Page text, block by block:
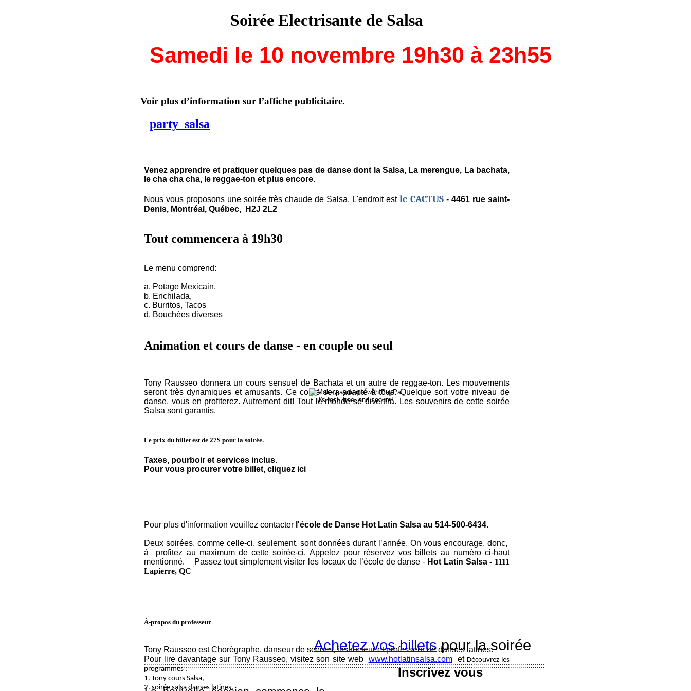
Soirée Electrisante de Salsa
Venez apprendre et pratiquer quelques pas de danse dont la Salsa, La merengue, La bachata,
le cha cha cha, le reggae-ton et plus encore.
Nous vous proposons une soirée très chaude de Salsa. L'endroit est le CACTUS - 4461 rue saint-
Denis, Montréal, Québec, H2J 2L2
Tout commencera à 19h30
Le menu comprend:
a. Potage Mexicain,
b. Enchilada,
c. Burritos, Tacos
d. Bouchées diverses
Animation et cours de danse - en couple ou seul
Tony Rausseo donnera un cours sensuel de Bachata et un autre de reggae-ton. Les mouvements
seront très dynamiques et amusants. Ce cours sera adapté à tous. Quelque soit votre niveau de
danse, vous en profiterez. Autrement dit! Tout le monde se divertira. Les souvenirs de cette soirée
Salsa sont garantis.
Le prix du billet est de 27$ pour la soirée.
Taxes, pourboir et services inclus.
Pour vous procurer votre billet, cliquez ici
Pour plus d'information veuillez contacter l'école de Danse Hot Latin Salsa au 514-500-6434.
Deux soirées, comme celle-ci, seulement, sont données durant l’année. On vous encourage, donc,
à profitez au maximum de cette soirée-ci. Appelez pour réservez vos billets au numéro ci-haut
mentionné. Passez tout simplement visiter les locaux de l’école de danse - Hot Latin Salsa- 1111
Lapierre, QC
À-propos du professeur
Tony Rausseo est Chorégraphe, danseur de scènes, instructeur et professeur de danses latines.
Pour lire davantage sur Tony Rausseo, visitez son site web www.hotlatinsalsa.comet Découvrez les
programmes :
1. Tony cours Salsa,
2. soirée salsa danses latines,
Samedi le 10 novembre 19h30 à 23h55
Voir plus d’information sur l’affiche publicitaire.
party_salsa
Inscrivez vous
:::::::::::::::::::::::::::::::::::::::::::::::::::::::::::::::::::::::::::::::::::::::::::::::::::::::::::::::::::::::::::::::::::::::::::::::::::::::::::::::::::::::::::::::::::::::::::::::::::
Achetez vos billetspour la soirée